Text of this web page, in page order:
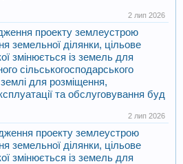
2 лип 2026
проекту землеустрою
земельної ділянки, цільове
змінюється із земель для
сільськогосподарського
для розміщення,
та обслуговування буд
2 лип 2026
проекту землеустрою
земельної ділянки, цільове
змінюється із земель для